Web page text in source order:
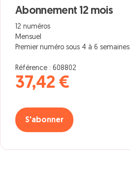
Abonnement 12 mois
12 numéros
Mensuel
Premier numéro sous 4 à 6 semaines
Référence : 608802
37,42 €
S'abonner